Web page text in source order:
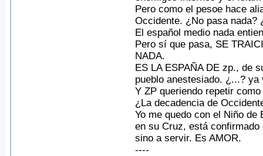
Pero como el pesoe hace
Occidente. ¿No pasa nada?
El español medio nada
Pero sí que pasa, SE
NADA.
ES LA ESPAÑA DE zp., de
pueblo anestesiado. ¿...? ya
Y ZP queriendo repetir
¿La decadencia de
Yo me quedo con el Niño
en su Cruz, está
sino a servir. Es AMOR.
----